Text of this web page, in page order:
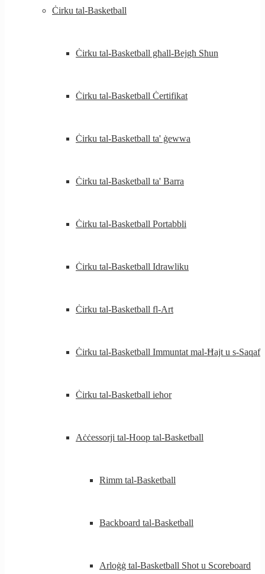
Ċirku tal-Basketball
Ċirku tal-Basketball għall-Bejgħ Sħun
Ċirku tal-Basketball Ċertifikat
Ċirku tal-Basketball ta' ġewwa
Ċirku tal-Basketball ta' Barra
Ċirku tal-Basketball Portabbli
Ċirku tal-Basketball Idrawliku
Ċirku tal-Basketball fl-Art
Ċirku tal-Basketball Immuntat mal-Ħajt u s-Saqaf
Ċirku tal-Basketball ieħor
Aċċessorji tal-Hoop tal-Basketball
Rimm tal-Basketball
Backboard tal-Basketball
Arloġġ tal-Basketball Shot u Scoreboard